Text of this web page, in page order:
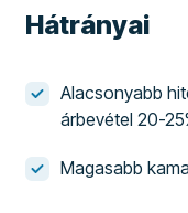
Hátrányai
Alacsonyabb
árbevétel 20-
Magasabb